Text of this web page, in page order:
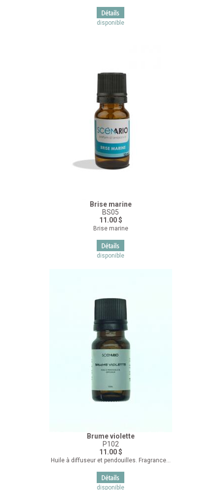
disponible
Brise marine
BS05
11.00 $
Brise marine
disponible
Brume violette
P102
11.00 $
Huile à diffuseur et pendouilles. Fragrance...
disponible